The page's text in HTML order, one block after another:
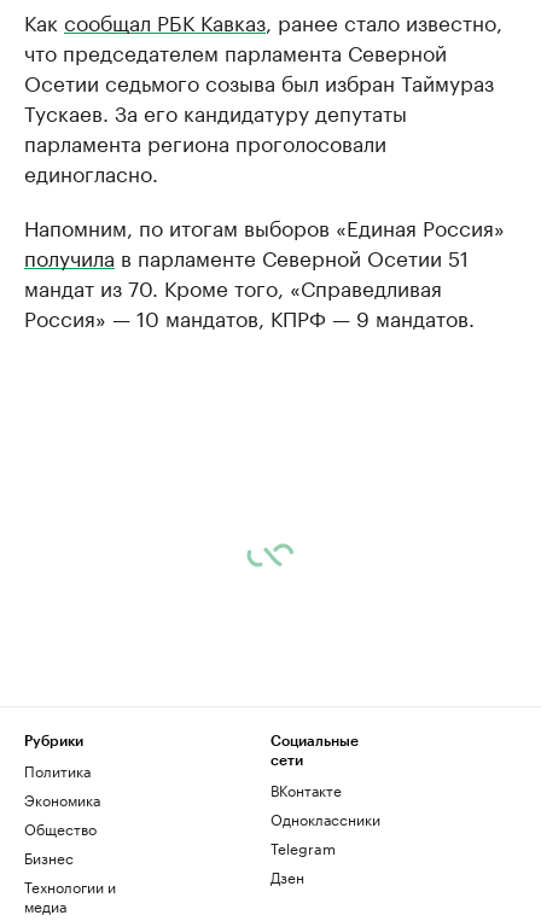
Как сообщал РБК Кавказ , ранее стало известно,
что председателем парламента Северной
Осетии седьмого созыва был избран Таймураз
Тускаев. За его кандидатуру депутаты
парламента региона проголосовали
единогласно.
Напомним, по итогам выборов «Единая Россия»
получила в парламенте Северной Осетии 51
мандат из 70. Кроме того, «Справедливая
Россия» — 10 мандатов, КПРФ — 9 мандатов.
Рубрики
Политика
Экономика
Общество
Бизнес
Технологии и
медиа
Социальные
сети
ВКонтакте
Одноклассники
Telegram
Дзен